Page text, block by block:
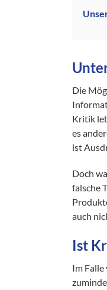
Die
Kritik
es
ist
Doch
falsche
auch
Ist
Im